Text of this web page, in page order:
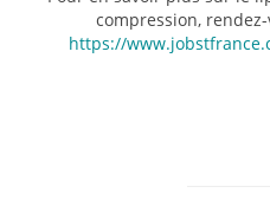
compression,
https://